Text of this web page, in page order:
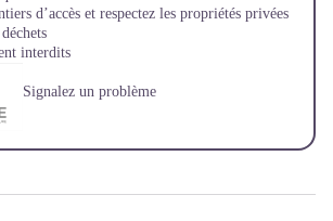
d’accès et respectez les propriétés privées
interdits
Signalez un problème